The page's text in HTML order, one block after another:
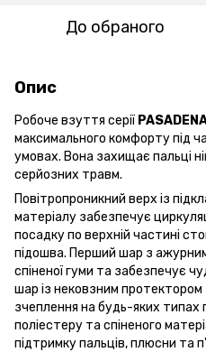
До обраного
Опис
Робоче взуття серії
максимального комфорту під
умовах. Вона захищає пальці
серйозних травм.
Повітропроникний верх із
матеріалу забезпечує
посадку по верхній частині
підошва. Перший шар з
спіненої гуми та забезпечує
шар із нековзним
зчеплення на будь-яких типах
поліестеру та спіненого
підтримку пальців, плюсни та